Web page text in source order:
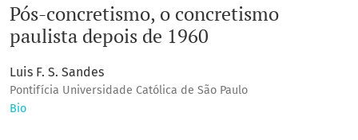
Pós-concretismo, o concretismo
paulista depois de 1960
Luis F. S. Sandes
Pontifícia Universidade Católica de São Paulo
Bio